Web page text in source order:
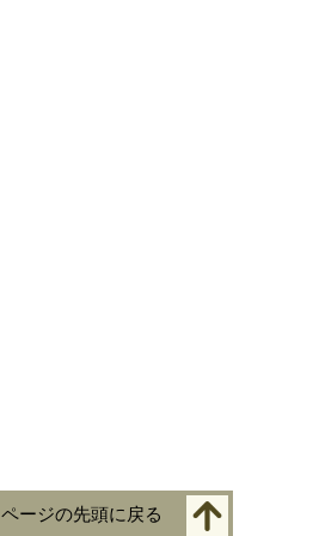
ページの先頭に戻る